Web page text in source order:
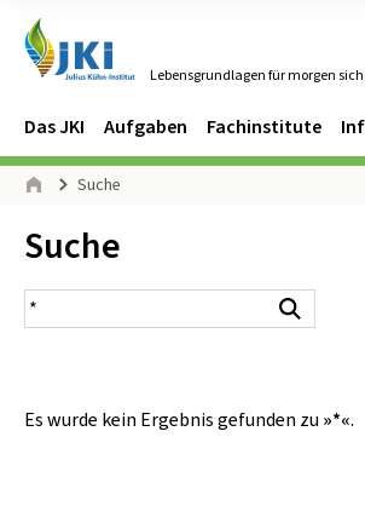
Lebensgrundlagen für morgen
Navigation
Hauptmenü
Das JKI Aufgaben Fachinstitute
Seitenpfad
Suche
Inhalt:
Suche
Suchergebnis
Es wurde kein Ergebnis gefunden zu »*«.